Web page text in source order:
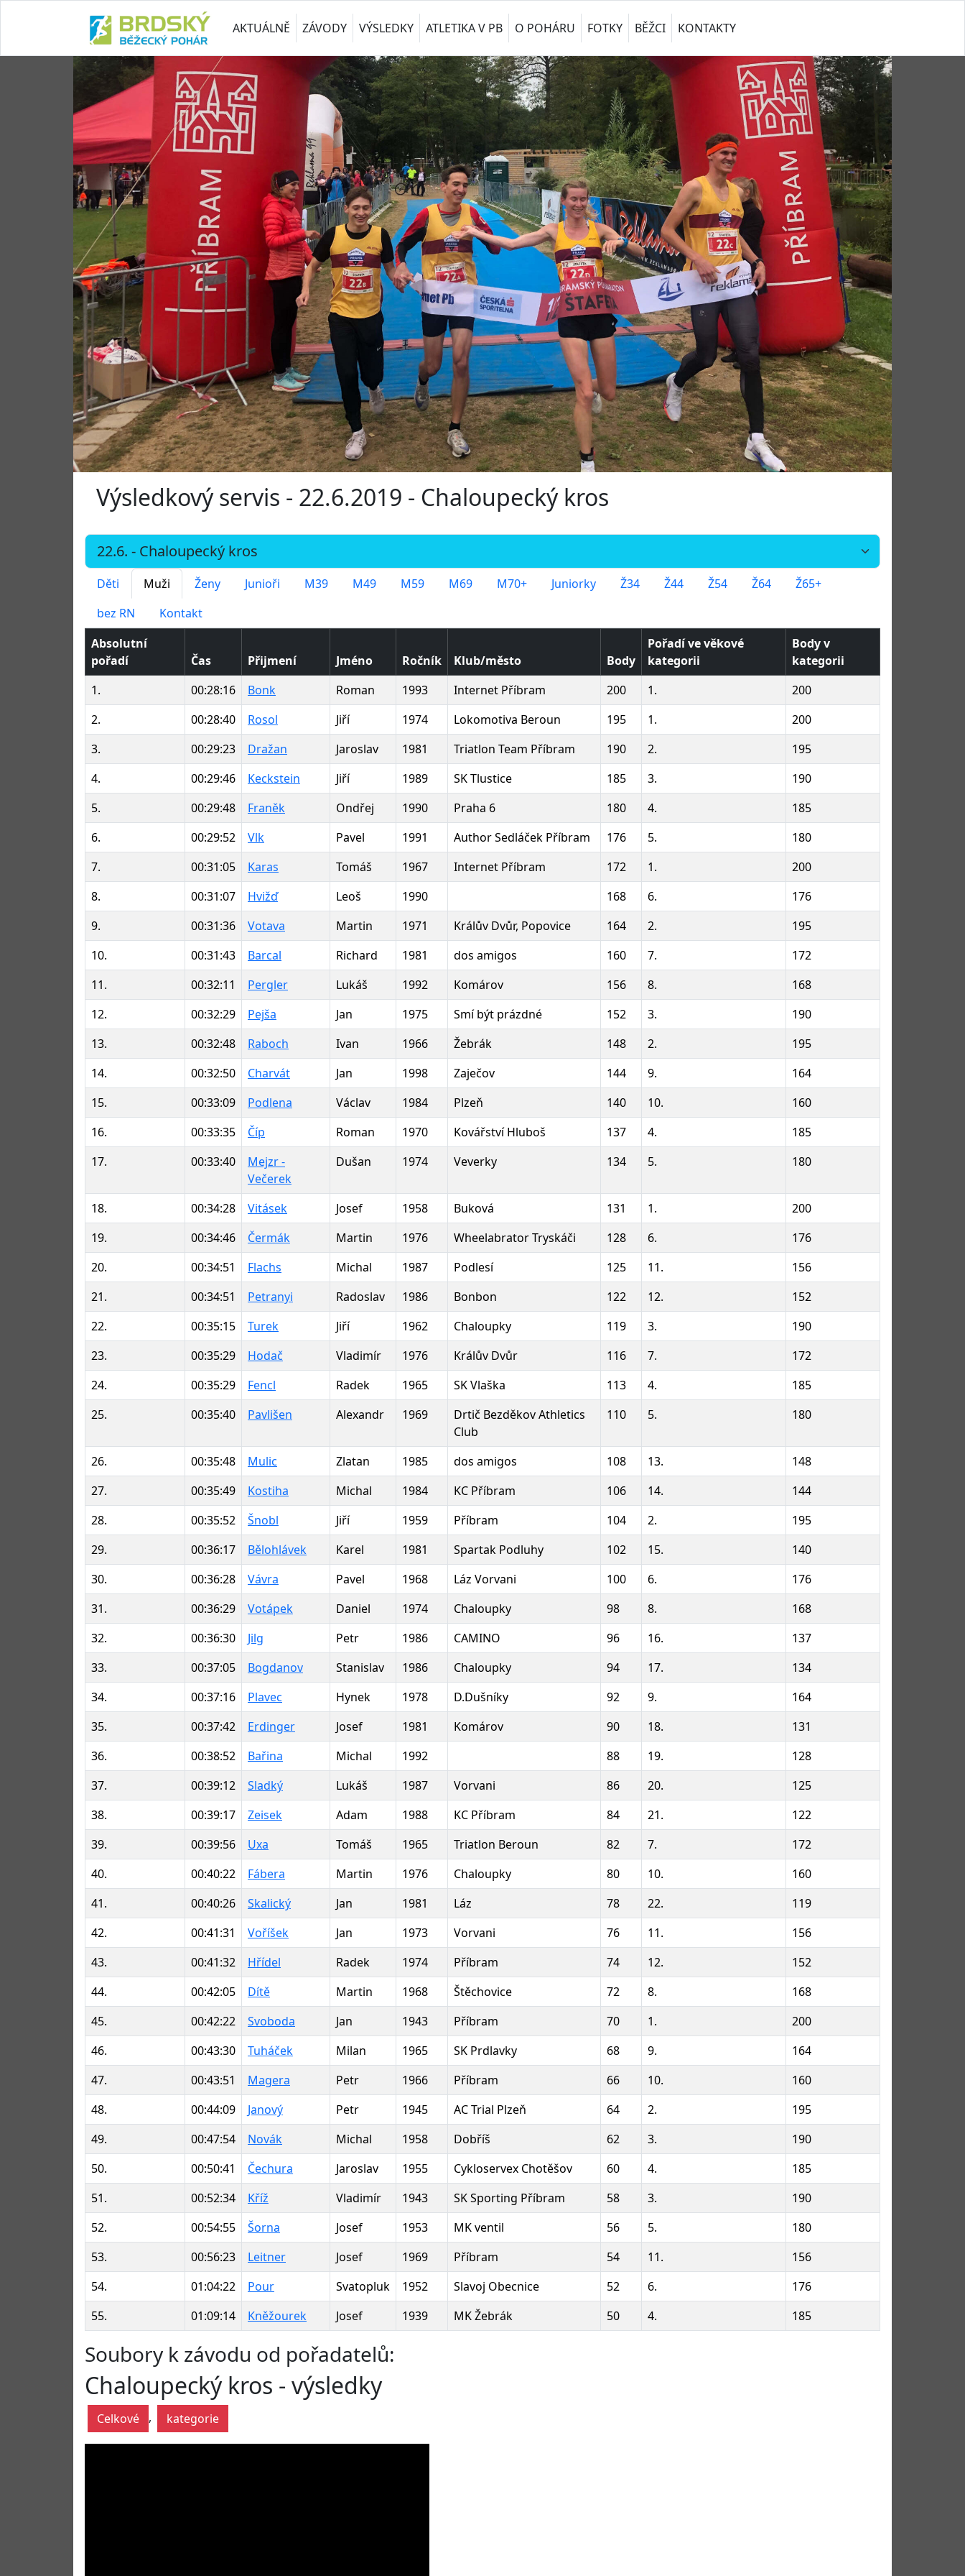
AKTUÁLNĚ ZÁVODY VÝSLEDKY ATLETIKA V PB O POHÁRU FOTKY BĚŽCI KONTAKTY
Výsledkový servis - 22.6.2019 - Chaloupecký kros
Děti Muži Ženy Junioři M39 M49 M59 M69 M70+ Juniorky Ž34 Ž44 Ž54 Ž64
Ž65+
bez RN
Kontakt
Absolutní
pořadí
Čas Přijmení Jméno Ročník Klub/město Body
Pořadí ve věkové
kategorii
Body v
kategorii
1.
00:28:16 Bonk Roman 1993 Internet Příbram 200 1.
200
2.
00:28:40 Rosol Jiří 1974 Lokomotiva Beroun 195 1.
200
3.
00:29:23 Dražan Jaroslav 1981 Triatlon Team Příbram 190 2.
195
4.
00:29:46 Keckstein Jiří 1989 SK Tlustice 185 3.
190
5.
00:29:48 Franěk Ondřej 1990 Praha 6 180 4.
185
6.
00:29:52 Vlk Pavel 1991 Author Sedláček Příbram 176 5.
180
7.
00:31:05 Karas Tomáš 1967 Internet Příbram 172 1.
200
8.
00:31:07 Hvižď Leoš 1990 168 6.
176
9.
00:31:36 Votava Martin 1971 Králův Dvůr, Popovice 164 2.
195
10.
00:31:43 Barcal Richard 1981 dos amigos 160 7.
172
11.
00:32:11 Pergler Lukáš 1992 Komárov 156 8.
168
12.
00:32:29 Pejša Jan 1975 Smí být prázdné 152 3.
190
13.
00:32:48 Raboch Ivan 1966 Žebrák 148 2.
195
14.
00:32:50 Charvát Jan 1998 Zaječov 144 9.
164
15.
00:33:09 Podlena Václav 1984 Plzeň 140 10.
160
16.
00:33:35 Číp Roman 1970 Kovářství Hluboš 137 4.
185
17.
00:33:40
Mejzr -
Večerek
Dušan 1974 Veverky 134 5. 180
18. 00:34:28 Vitásek Josef 1958 Buková 131 1.
200
19.
00:34:46 Čermák Martin 1976 Wheelabrator Tryskáči 128 6.
176
20.
00:34:51 Flachs Michal 1987 Podlesí 125 11.
156
21.
00:34:51 Petranyi Radoslav 1986 Bonbon 122 12.
152
22.
00:35:15 Turek Jiří 1962 Chaloupky 119 3.
190
23.
00:35:29 Hodač Vladimír 1976 Králův Dvůr 116 7.
172
24.
00:35:29 Fencl Radek 1965 SK Vlaška 113 4.
185
25.
00:35:40 Pavlišen Alexandr 1969
Drtič Bezděkov Athletics
Club
110 5. 180
26. 00:35:48 Mulic Zlatan 1985 dos amigos 108 13.
148
27.
00:35:49 Kostiha Michal 1984 KC Příbram 106 14.
144
28.
00:35:52 Šnobl Jiří 1959 Příbram 104 2.
195
29.
00:36:17 Bělohlávek Karel 1981 Spartak Podluhy 102 15.
140
30.
00:36:28 Vávra Pavel 1968 Láz Vorvani 100 6.
176
31.
00:36:29 Votápek Daniel 1974 Chaloupky 98 8.
168
32.
00:36:30 Jilg Petr 1986 CAMINO 96 16.
137
33.
00:37:05 Bogdanov Stanislav 1986 Chaloupky 94 17.
134
34.
00:37:16 Plavec Hynek 1978 D.Dušníky 92 9.
164
35.
00:37:42 Erdinger Josef 1981 Komárov 90 18.
131
36.
00:38:52 Bařina Michal 1992 88 19.
128
37.
00:39:12 Sladký Lukáš 1987 Vorvani 86 20.
125
38.
00:39:17 Zeisek Adam 1988 KC Příbram 84 21.
122
39.
00:39:56 Uxa Tomáš 1965 Triatlon Beroun 82 7.
172
40.
00:40:22 Fábera Martin 1976 Chaloupky 80 10.
160
41.
00:40:26 Skalický Jan 1981 Láz 78 22.
119
42.
00:41:31 Voříšek Jan 1973 Vorvani 76 11.
156
43.
00:41:32 Hřídel Radek 1974 Příbram 74 12.
152
44.
00:42:05 Dítě Martin 1968 Štěchovice 72 8.
168
45.
00:42:22 Svoboda Jan 1943 Příbram 70 1.
200
46.
00:43:30 Tuháček Milan 1965 SK Prdlavky 68 9.
164
47.
00:43:51 Magera Petr 1966 Příbram 66 10.
160
48.
00:44:09 Janový Petr 1945 AC Trial Plzeň 64 2.
195
49.
00:47:54 Novák Michal 1958 Dobříš 62 3.
190
50.
00:50:41 Čechura Jaroslav 1955 Cykloservex Chotěšov 60 4.
185
51.
00:52:34 Kříž Vladimír 1943 SK Sporting Příbram 58 3.
190
52.
00:54:55 Šorna Josef 1953 MK ventil 56 5.
180
53.
00:56:23 Leitner Josef 1969 Příbram 54 11.
156
54.
01:04:22 Pour Svatopluk 1952 Slavoj Obecnice 52 6.
176
55.
01:09:14 Kněžourek Josef 1939 MK Žebrák 50 4. 185
Soubory k závodu od pořadatelů:
Chaloupecký kros - výsledky
Celkové , kategorie